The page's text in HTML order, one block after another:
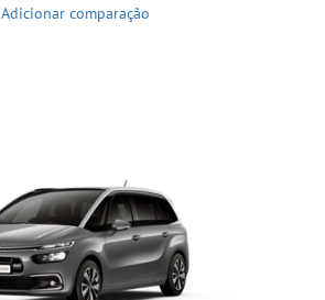
Adicionar comparação